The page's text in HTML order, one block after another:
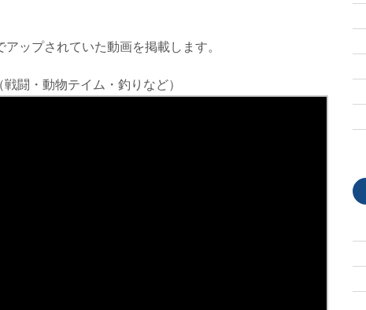
ップされていた動画を掲載します。
闘・動物テイム・釣りなど）